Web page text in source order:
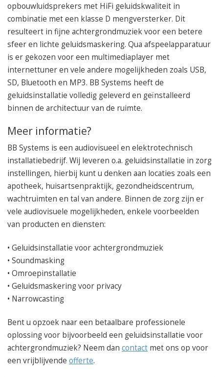
opbouwluidsprekers met HiFi geluidskwaliteit in
combinatie met een klasse D mengversterker. Dit
resulteert in fijne achtergrondmuziek voor een betere
sfeer en lichte geluidsmaskering. Qua afspeelapparatuur
is er gekozen voor een multimediaplayer met
internettuner en vele andere mogelijkheden zoals USB,
SD, Bluetooth en MP3. BB Systems heeft de
geluidsinstallatie volledig geleverd en geïnstalleerd
binnen de architectuur van de ruimte.
Meer informatie?
BB Systems is een audiovisueel en elektrotechnisch
installatiebedrijf. Wij leveren o.a. geluidsinstallatie in zorg
instellingen, hierbij kunt u denken aan locaties zoals een
apotheek, huisartsenpraktijk, gezondheidscentrum,
wachtruimten en tal van andere. Binnen de zorg zijn er
vele audiovisuele mogelijkheden, enkele voorbeelden
van producten en diensten:
• Geluidsinstallatie voor achtergrondmuziek
• Soundmasking
• Omroepinstallatie
• Geluidsmaskering voor privacy
• Narrowcasting
Bent u opzoek naar een betaalbare professionele
oplossing voor bijvoorbeeld een geluidsinstallatie voor
achtergrondmuziek? Neem dan contact met ons op voor
een vrijblijvende offerte.